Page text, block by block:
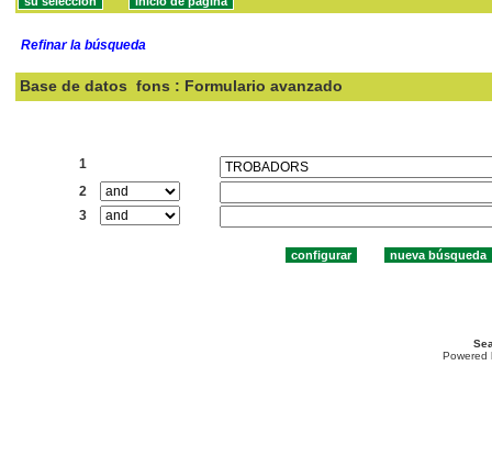
Refinar la búsqueda
Base de datos fons : Formulario avanzado
1
2
3